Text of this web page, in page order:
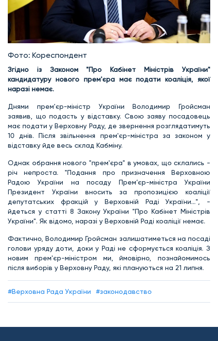
Фото: Кореспондент
Згідно із Законом "Про Кабінет Міністрів України"
кандидатуру нового прем'єра має подати коаліція, якої
наразі немає.
Днями прем'єр-міністр України Володимир Гройсман
заявив, що подасть у відставку. Свою заяву посадовець
має подати у Верховну Раду, де звернення розглядатимуть
10 днів. Після звільнення прем'єр-міністра за законом у
відставку йде весь склад Кабміну.
Однак обрання нового "прем'єра" в умовах, що склались -
річ непроста. "Подання про призначення Верховною
Радою України на посаду Прем’єр-міністра України
Президент України вносить за пропозицією коаліції
депутатських фракцій у Верховній Раді України…", -
йдеться у статті 8 Закону України "Про Кабінет Міністрів
України". Як відомо, наразі у Верховній Раді коаліції немає.
Фактично, Володимир Гройсман залишатиметься на посаді
голови уряду доти, доки у Раді не сформується коаліція. З
новим прем'єр-міністром ми, ймовірно, познайомимось
після виборів у Верховну Раду, які плануються на 21 липня.
#Верховна Рада України #законодавство